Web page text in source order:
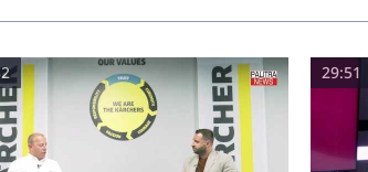
29:51